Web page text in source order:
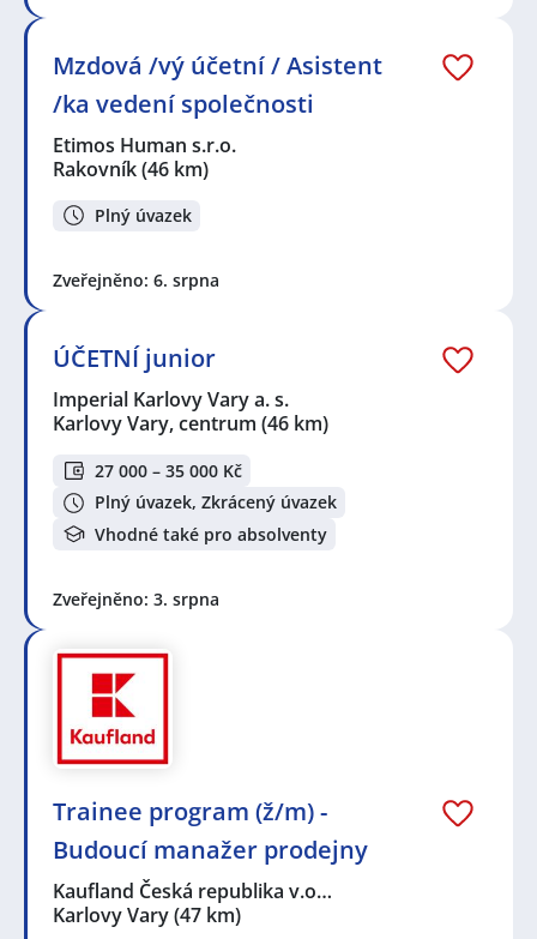
Mzdová /vý účetní / Asistent
/ka vedení společnosti
Etimos Human s.r.o.
Rakovník(46 km)
Plný úvazek
Zveřejněno: 6. srpna
ÚČETNÍ junior
Imperial Karlovy Vary a. s.
Karlovy Vary, centrum (46 km)
27 000 – 35 000 Kč
Plný úvazek, Zkrácený úvazek
Vhodné také pro absolventy
Zveřejněno: 3. srpna
Trainee program (ž/m) -
Budoucí manažer prodejny
Kaufland Česká republika v.o…
Karlovy Vary(47 km)